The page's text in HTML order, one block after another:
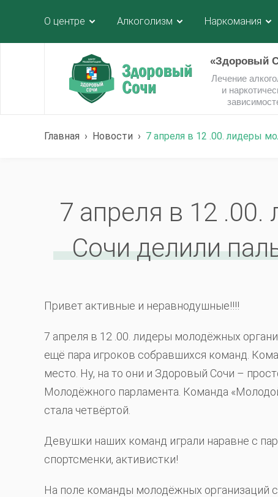
О центре Алкоголизм Наркомания
«Здоровый
Лечение
и
Главная › Новости › 7 апреля в 12 .00. лидеры
7 апреля в 12
Сочи делили
Привет активные и неравнодушные!!!!
7 апреля в 12 .00. лидеры молодёжных
ещё пара игроков собравшихся команд.
место. Ну, на то они и Здоровый Сочи –
Молодёжного парламента. Команда
стала четвёртой.
Девушки наших команд играли наравне с
спортсменки, активистки!
На поле команды молодёжных организаций